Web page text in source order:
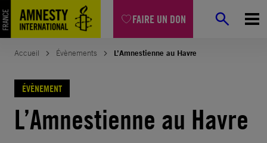
FAIRE UN DON
Accueil Évènements L’Amnestienne au Havre
ÉVÈNEMENT
L’Amnestienne au Havre